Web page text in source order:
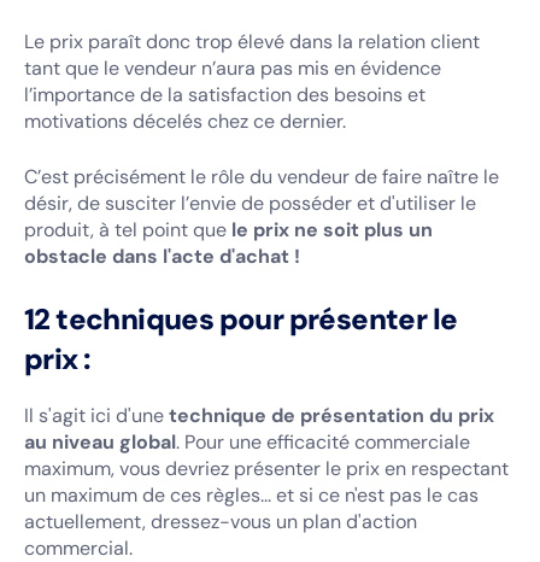
Le prix paraît donc trop élevé dans la relation client
tant que le vendeur n’aura pas mis en évidence
l’importance de la satisfaction des besoins et
motivations décelés chez ce dernier.
C’est précisément le rôle du vendeur de faire naître le
désir, de susciter l’envie de posséder et d'utiliser le
produit, à tel point que le prix ne soit plus un
obstacle dans l'acte d'achat !
12 techniques pour présenter le
prix :
Il s'agit ici d'unetechnique de présentation du prix
au niveau global. Pour une efficacité commerciale
maximum, vous devriez présenter le prix en respectant
un maximum de ces règles... et si ce n'est pas le cas
actuellement, dressez-vous un plan d'action
commercial.